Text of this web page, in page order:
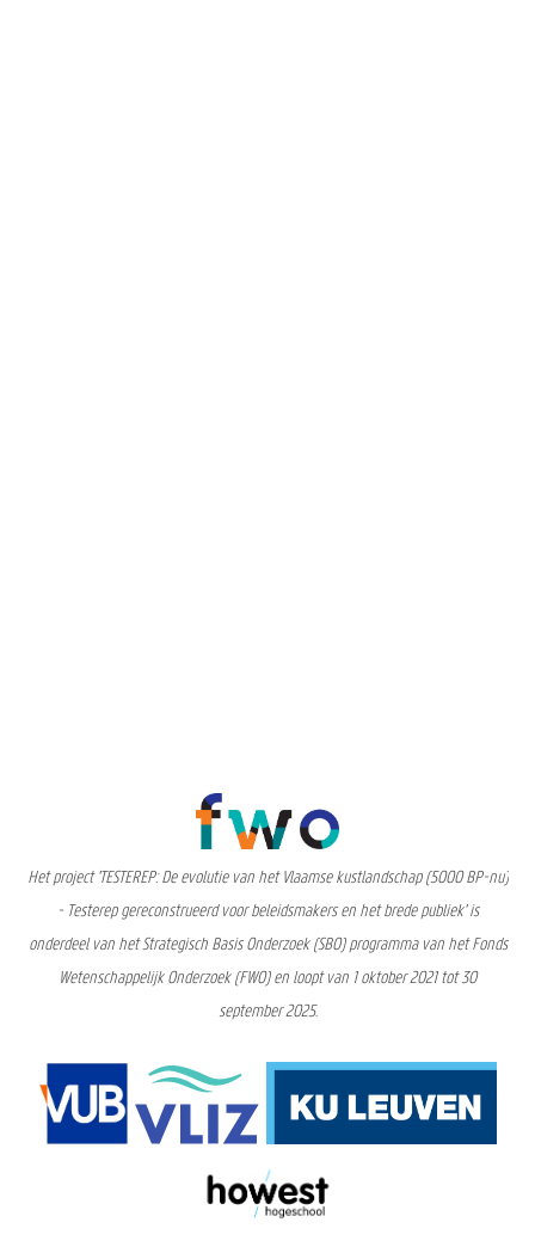
Het project 'TESTEREP: De evolutie van het Vlaamse kustlandschap (5000 BP-nu)
- Testerep gereconstrueerd voor beleidsmakers en het brede publiek' is
onderdeel van het Strategisch Basis Onderzoek (SBO) programma van het Fonds
Wetenschappelijk Onderzoek (FWO) en loopt van 1 oktober 2021 tot 30
september 2025.